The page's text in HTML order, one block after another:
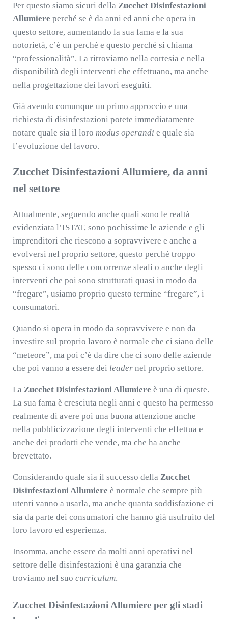
Per questo siamo sicuri della Zucchet Disinfestazioni
Allumiere perché se è da anni ed anni che opera in
questo settore, aumentando la sua fama e la sua
notorietà, c’è un perché e questo perché si chiama
“professionalità”. La ritroviamo nella cortesia e nella
disponibilità degli interventi che effettuano, ma anche
nella progettazione dei lavori eseguiti.
Già avendo comunque un primo approccio e una
richiesta di disinfestazioni potete immediatamente
notare quale sia il loro modus operandi e quale sia
l’evoluzione del lavoro.
Zucchet Disinfestazioni Allumiere, da anni
nel settore
Attualmente, seguendo anche quali sono le realtà
evidenziata l’ISTAT, sono pochissime le aziende e gli
imprenditori che riescono a sopravvivere e anche a
evolversi nel proprio settore, questo perché troppo
spesso ci sono delle concorrenze sleali o anche degli
interventi che poi sono strutturati quasi in modo da
“fregare”, usiamo proprio questo termine “fregare”, i
consumatori.
Quando si opera in modo da sopravvivere e non da
investire sul proprio lavoro è normale che ci siano delle
“meteore”, ma poi c’è da dire che ci sono delle aziende
che poi vanno a essere dei leadernel proprio settore.
La Zucchet Disinfestazioni Allumiere è una di queste.
La sua fama è cresciuta negli anni e questo ha permesso
realmente di avere poi una buona attenzione anche
nella pubblicizzazione degli interventi che effettua e
anche dei prodotti che vende, ma che ha anche
brevettato.
Considerando quale sia il successo della Zucchet
Disinfestazioni Allumiere è normale che sempre più
utenti vanno a usarla, ma anche quanta soddisfazione ci
sia da parte dei consumatori che hanno già usufruito del
loro lavoro ed esperienza.
Insomma, anche essere da molti anni operativi nel
settore delle disinfestazioni è una garanzia che
troviamo nel suo curriculum.
Zucchet Disinfestazioni Allumiere per gli stadi